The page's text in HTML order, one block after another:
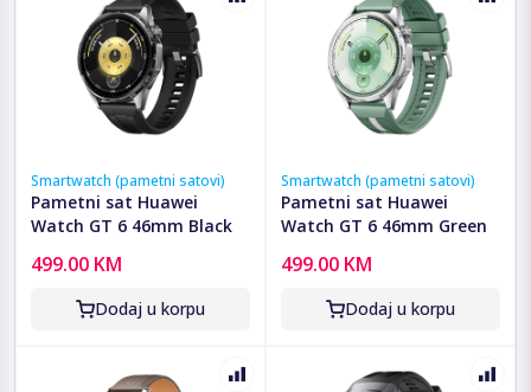
Smartwatch (pametni satovi)
Pametni sat Huawei
Watch GT 6 46mm Black
499.00 KM
Dodaj u korpu
Smartwatch (pametni satovi)
Pametni sat Huawei
Watch GT 6 46mm Green
499.00 KM
Dodaj u korpu